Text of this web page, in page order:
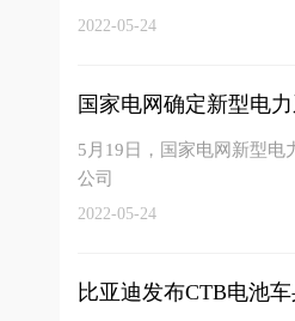
2022-05-24
国家电网确定新型电
5月19日，国家电网新型电
公司
2022-05-24
比亚迪发布CTB电池